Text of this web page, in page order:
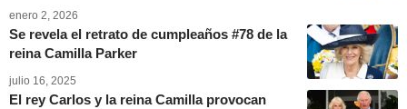
enero 2, 2026
Se revela el retrato de cumpleaños #78 de la
reina Camilla Parker
julio 16, 2025
El rey Carlos y la reina Camilla provocan